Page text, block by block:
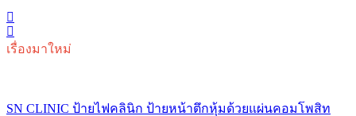
เรื่องมาใหม่
SN CLINIC ป้ายไฟคลินิก ป้ายหน้าตึกหุ้มด้วยแผ่นคอมโพสิท